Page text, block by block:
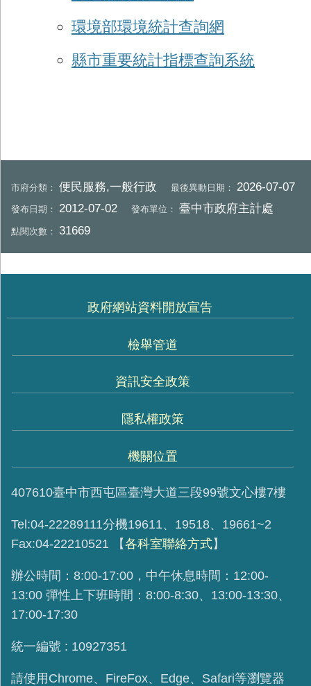
環境部環境統計查詢網
縣市重要統計指標查詢系統
市府分類：便民服務,一般行政 最後異動日期：2026-07-07
發布日期：2012-07-02 發布單位：臺中市政府主計處
點閱次數：31669
政府網站資料開放宣告
檢舉管道
資訊安全政策
隱私權政策
機關位置
407610臺中市西屯區臺灣大道三段99號文心樓7樓
Tel:04-22289111分機19611、19518、19661~2
Fax:04-22210521
【各科室聯絡方式】
辦公時間：8:00-17:00，中午休息時間：12:00-
13:00 彈性上下班時間：8:00-8:30、13:00-13:30、
17:00-17:30
統一編號 : 10927351
請使用 Chrome、FireFox、Edge、Safari等瀏覽器